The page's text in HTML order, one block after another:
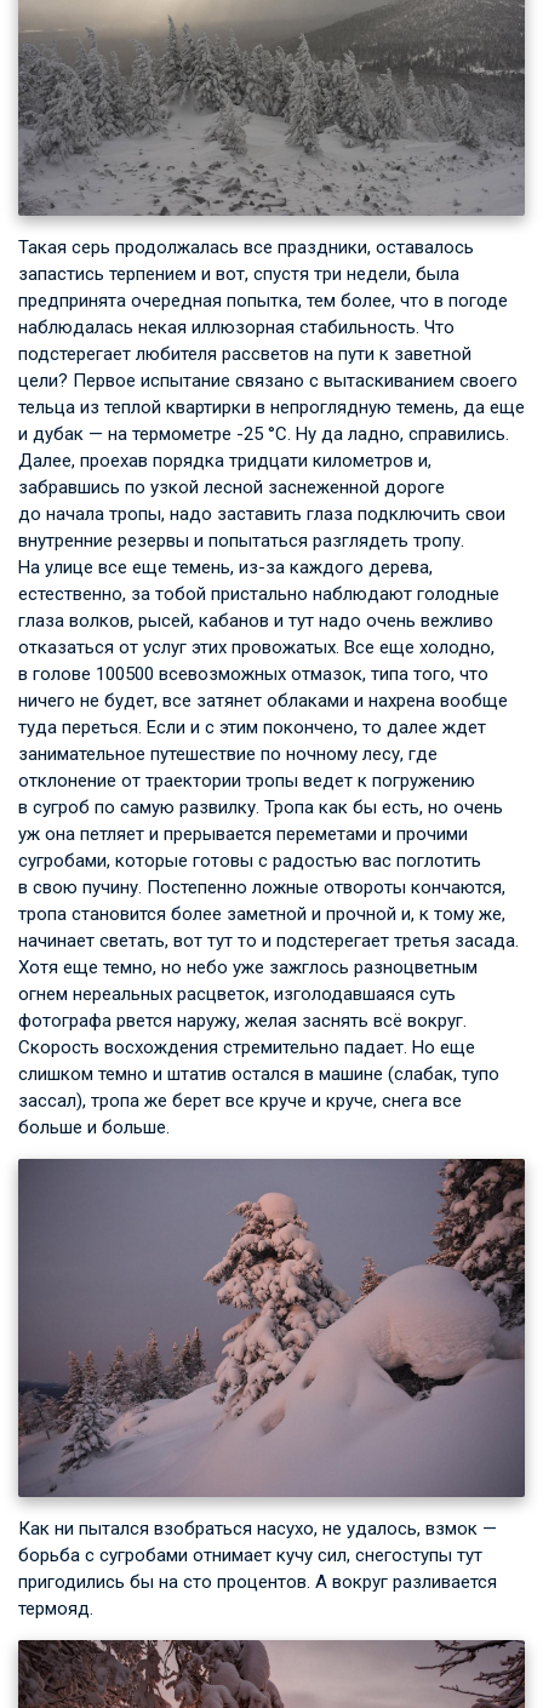
Такая серь продолжалась все праздники, оставалось
запастись терпением и вот, спустя три недели, была
предпринята очередная попытка, тем более, что в погоде
наблюдалась некая иллюзорная стабильность. Что
подстерегает любителя рассветов на пути к заветной
цели? Первое испытание связано с вытаскиванием своего
тельца из теплой квартирки в непроглядную темень, да еще
и дубак — на термометре -25 °С. Ну да ладно, справились.
Далее, проехав порядка тридцати километров и,
забравшись по узкой лесной заснеженной дороге
до начала тропы, надо заставить глаза подключить свои
внутренние резервы и попытаться разглядеть тропу.
На улице все еще темень, из-за каждого дерева,
естественно, за тобой пристально наблюдают голодные
глаза волков, рысей, кабанов и тут надо очень вежливо
отказаться от услуг этих провожатых. Все еще холодно,
в голове 100500 всевозможных отмазок, типа того, что
ничего не будет, все затянет облаками и нахрена вообще
туда переться. Если и с этим покончено, то далее ждет
занимательное путешествие по ночному лесу, где
отклонение от траектории тропы ведет к погружению
в сугроб по самую развилку. Тропа как бы есть, но очень
уж она петляет и прерывается переметами и прочими
сугробами, которые готовы с радостью вас поглотить
в свою пучину. Постепенно ложные отвороты кончаются,
тропа становится более заметной и прочной и, к тому же,
начинает светать, вот тут то и подстерегает третья засада.
Хотя еще темно, но небо уже зажглось разноцветным
огнем нереальных расцветок, изголодавшаяся суть
фотографа рвется наружу, желая заснять всё вокруг.
Скорость восхождения стремительно падает. Но еще
слишком темно и штатив остался в машине (слабак, тупо
зассал), тропа же берет все круче и круче, снега все
больше и больше.
Как ни пытался взобраться насухо, не удалось, взмок —
борьба с сугробами отнимает кучу сил, снегоступы тут
пригодились бы на сто процентов. А вокруг разливается
термояд.